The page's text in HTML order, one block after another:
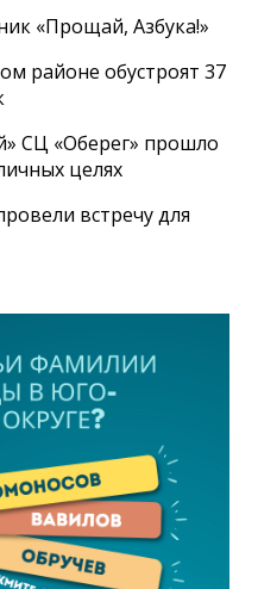
«Прощай, Азбука!»
районе обустроят 37
СЦ «Оберег» прошло
целях
встречу для